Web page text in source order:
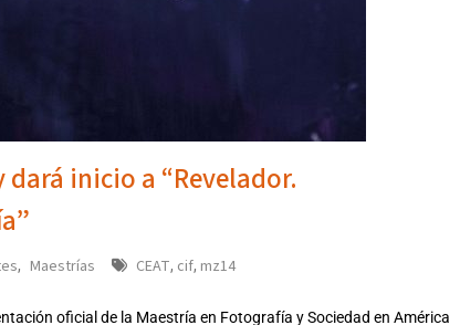
inicio a “Revelador.
, Maestrías CEAT, cif, mz14
oficial de la Maestría en Fotografía y Sociedad en América